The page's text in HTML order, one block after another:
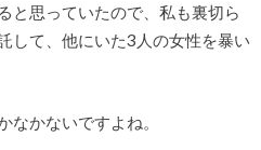
と思っていたので、私も裏切ら
して、他にいた3人の女性を暴い
なかないですよね。